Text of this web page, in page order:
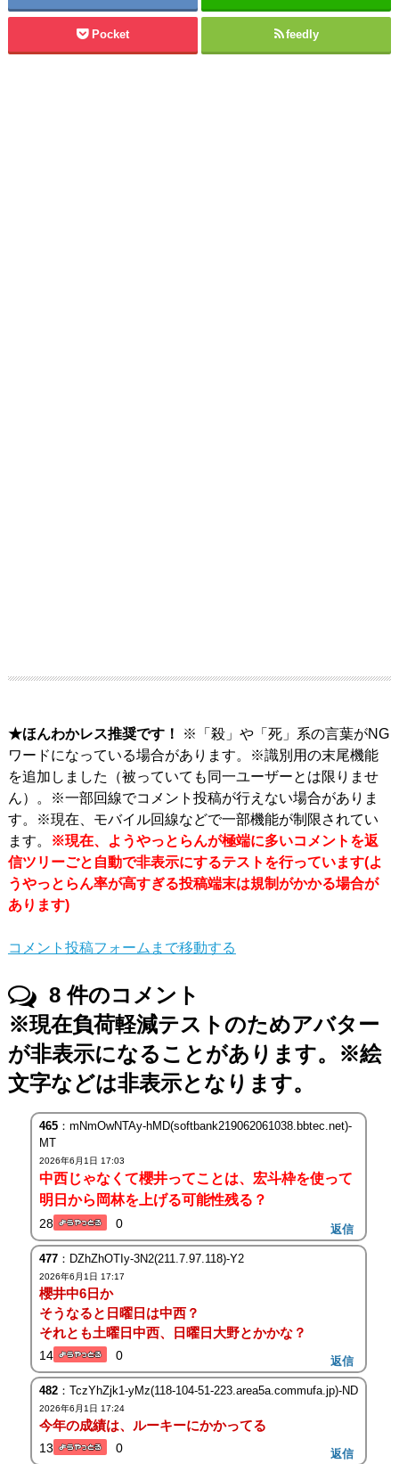
Pocket feedly
★ほんわかレス推奨です！
※「殺」や「死」系の言葉がNG
ワードになっている場合があります。※識別用の末尾機能
を追加しました（被っていても同一ユーザーとは限りませ
ん）。※一部回線でコメント投稿が行えない場合がありま
す。※現在、モバイル回線などで一部機能が制限されてい
ます。
※現在、ようやっとらんが極端に多いコメントを返
信ツリーごと自動で非表示にするテストを行っています(よ
うやっとらん率が高すぎる投稿端末は規制がかかる場合が
あります)
コメント投稿フォームまで移動する
8件のコメント
※現在負荷軽減テストのためアバター
が非表示になることがあります。※絵
文字などは非表示となります。
465：mNmOwNTAy-hMD(softbank219062061038.bbtec.net)-
MT
2026年6月1日 17:03
中西じゃなくて櫻井ってことは、宏斗枠を使って
明日から岡林を上げる可能性残る？
28 0 返信
477：DZhZhOTIy-3N2(211.7.97.118)-Y2
2026年6月1日 17:17
櫻井中6日か
そうなると日曜日は中西？
それとも土曜日中西、日曜日大野とかかな？
14 0 返信
482：TczYhZjk1-yMz(118-104-51-223.area5a.commufa.jp)-ND
2026年6月1日 17:24
今年の成績は、ルーキーにかかってる
13 0 返信